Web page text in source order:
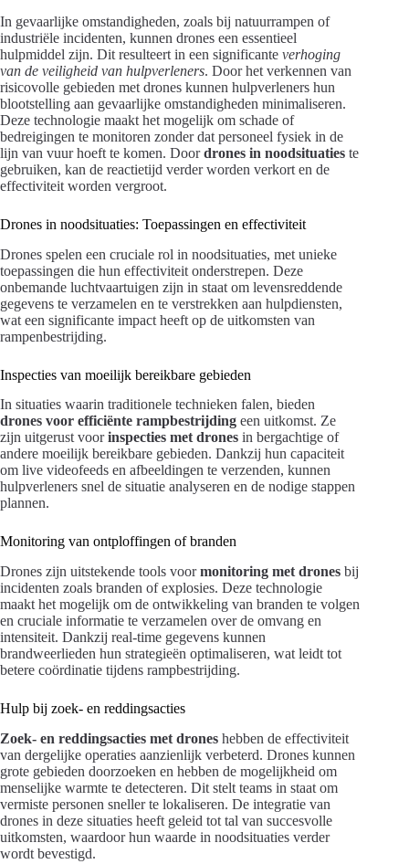
In gevaarlijke omstandigheden, zoals bij natuurrampen of
industriële incidenten, kunnen drones een essentieel
hulpmiddel zijn. Dit resulteert in een significante verhoging
van de veiligheid van hulpverleners. Door het verkennen van
risicovolle gebieden met drones kunnen hulpverleners hun
blootstelling aan gevaarlijke omstandigheden minimaliseren.
Deze technologie maakt het mogelijk om schade of
bedreigingen te monitoren zonder dat personeel fysiek in de
lijn van vuur hoeft te komen. Doordrones in noodsituaties te
gebruiken, kan de reactietijd verder worden verkort en de
effectiviteit worden vergroot.
Drones in noodsituaties: Toepassingen en effectiviteit
Drones spelen een cruciale rol in noodsituaties, met unieke
toepassingen die hun effectiviteit onderstrepen. Deze
onbemande luchtvaartuigen zijn in staat om levensreddende
gegevens te verzamelen en te verstrekken aan hulpdiensten,
wat een significante impact heeft op de uitkomsten van
rampenbestrijding.
Inspecties van moeilijk bereikbare gebieden
In situaties waarin traditionele technieken falen, bieden
drones voor efficiënte rampbestrijding een uitkomst. Ze
zijn uitgerust voorinspecties met drones in bergachtige of
andere moeilijk bereikbare gebieden. Dankzij hun capaciteit
om live videofeeds en afbeeldingen te verzenden, kunnen
hulpverleners snel de situatie analyseren en de nodige stappen
plannen.
Monitoring van ontploffingen of branden
Drones zijn uitstekende tools voormonitoring met drones bij
incidenten zoals branden of explosies. Deze technologie
maakt het mogelijk om de ontwikkeling van branden te volgen
en cruciale informatie te verzamelen over de omvang en
intensiteit. Dankzij real-time gegevens kunnen
brandweerlieden hun strategieën optimaliseren, wat leidt tot
betere coördinatie tijdens rampbestrijding.
Hulp bij zoek- en reddingsacties
Zoek- en reddingsacties met drones hebben de effectiviteit
van dergelijke operaties aanzienlijk verbeterd. Drones kunnen
grote gebieden doorzoeken en hebben de mogelijkheid om
menselijke warmte te detecteren. Dit stelt teams in staat om
vermiste personen sneller te lokaliseren. De integratie van
drones in deze situaties heeft geleid tot tal van succesvolle
uitkomsten, waardoor hun waarde in noodsituaties verder
wordt bevestigd.